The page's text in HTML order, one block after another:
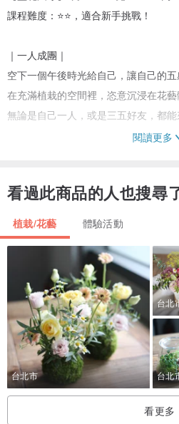
課程難度：⭐️⭐️，適合新手挑戰！
｜一人成團｜
空下一個午後時光給自己，讓自己的五
在充滿植栽的空間裡，恣意沉浸在花藝
無論是自己一人，或是三五好友，都
兔尾草、永生小風鈴、卡斯比亞等(花
閱讀更多
看過此商品的人也搜尋
植栽/花藝 體驗活動
台北市
台北
台北
看更多